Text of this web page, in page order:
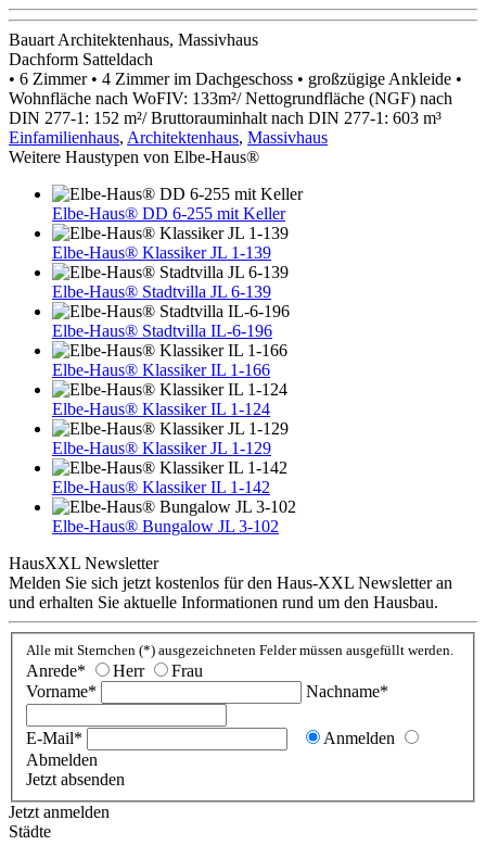
Bauart Architektenhaus, Massivhaus
Dachform Satteldach
• 6 Zimmer • 4 Zimmer im Dachgeschoss • großzügige Ankleide •
Wohnfläche nach WoFIV: 133m²/ Nettogrundfläche (NGF) nach
DIN 277-1: 152 m²/ Bruttorauminhalt nach DIN 277-1: 603 m³
Einfamilienhaus, Architektenhaus, Massivhaus
Weitere Haustypen von Elbe-Haus®
Elbe-Haus® DD 6-255 mit Keller
Elbe-Haus® Klassiker JL 1-139
Elbe-Haus® Stadtvilla JL 6-139
Elbe-Haus® Stadtvilla IL-6-196
Elbe-Haus® Klassiker IL 1-166
Elbe-Haus® Klassiker IL 1-124
Elbe-Haus® Klassiker JL 1-129
Elbe-Haus® Klassiker IL 1-142
Elbe-Haus® Bungalow JL 3-102
HausXXL Newsletter
Melden Sie sich jetzt kostenlos für den Haus-XXL Newsletter an
und erhalten Sie aktuelle Informationen rund um den Hausbau.
Alle mit Sternchen (*) ausgezeichneten Felder müssen ausgefüllt werden.
Anrede* Herr
Frau
Vorname*
Nachname*
E-Mail*
Anmelden
Abmelden
Jetzt absenden
Jetzt anmelden
Städte